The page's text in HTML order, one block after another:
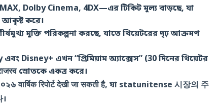
Dolby Cinema, 4DX—এর টিকিট মূল্য বাড়ছে, যা
আকৃষ্ট করে।
মুক্তি পরিকল্পনা করছে, যাতে থিয়েটরের দৃঢ় আক্রমণ
Disney+ এখন “প্রিমিয়াম অ্যাক্সেস” (30 দিনের থিয়েটর
স্রোতকে একত্র করে।
वार्षिक रिपोर्ट देखी जा सकती है, যা statunitense 시장의 주